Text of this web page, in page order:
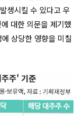
생시킬 수 있다고 우
대한 의문을 제기했
상당한 영향을 미칠